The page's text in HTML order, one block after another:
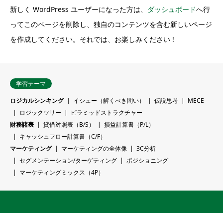
新しく WordPress ユーザーになった方は、 ダッシュボードへ行
ってこのページを削除し、独自のコンテンツを含む新しいページ
を作成してください。それでは、お楽しみください !
学習テーマ
ロジカルシンキング
イシュー（解くべき問い） 仮説思考
MECE
ロジックツリー
ピラミッドストラクチャー
財務諸表
貸借対照表（B/S）
損益計算書（P/L）
キャッシュフロー計算書（C/F）
マーケティング
マーケティングの全体像
3C分析
セグメンテーション/ターゲティング
ポジショニング
マーケティングミックス（4P）